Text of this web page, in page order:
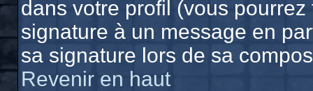
dans votre profil (vous
signature à un message en
sa signature lors de sa
Revenir en haut